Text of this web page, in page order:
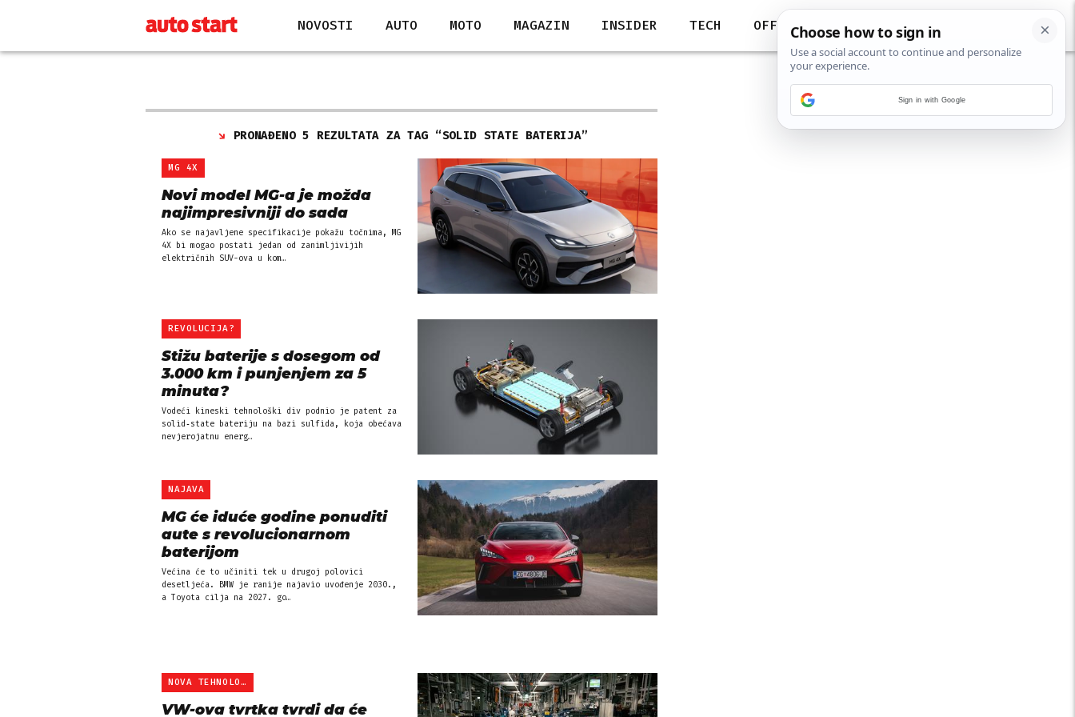
NOVOSTI AUTO MOTO MAGAZIN INSIDER TECH OFF
PRONAĐENO 5 REZULTATA ZA TAG “SOLID STATE BATERIJA”
MG 4X
Novi model MG-a je možda
najimpresivniji do sada
Ako se najavljene specifikacije pokažu točnima, MG
4X bi mogao postati jedan od zanimljivijih
električnih SUV-ova u kom…
REVOLUCIJA?
Stižu baterije s dosegom od
3.000 km i punjenjem za 5
minuta?
Vodeći kineski tehnološki div podnio je patent za
solid‐state bateriju na bazi sulfida, koja obećava
nevjerojatnu energ…
NAJAVA
MG će iduće godine ponuditi
aute s revolucionarnom
baterijom
Većina će to učiniti tek u drugoj polovici
desetljeća. BMW je ranije najavio uvođenje 2030.,
a Toyota cilja na 2027. go…
NOVA TEHNOLOGIJA
VW-ova tvrtka tvrdi da će
Sign in with Google